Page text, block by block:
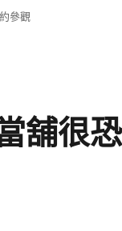
參觀
舖很